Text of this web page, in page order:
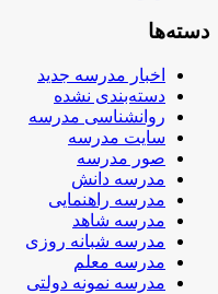
دسته‌ها
اخبار مدرسه جدید
دسته‌بندی نشده
روانشناسی مدرسه
سایت مدرسه
صور مدرسه
مدرسه دانش
مدرسه راهنمایی
مدرسه شاهد
مدرسه شبانه روزی
مدرسه معلم
مدرسه نمونه دولتی